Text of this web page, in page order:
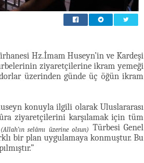
Hz.İmam Huseyn’in ve Kardeşi
ziyaretçilerine ikram yemeği
üzerinden günde üç öğün ikram
konuyla ilgili olarak Uluslararası
ziyaretçilerini karşılamak için tüm
(Allah’ın selâmı üzerine olsun) Türbesi Genel
bir plan uygulamaya konmuştur. Bu